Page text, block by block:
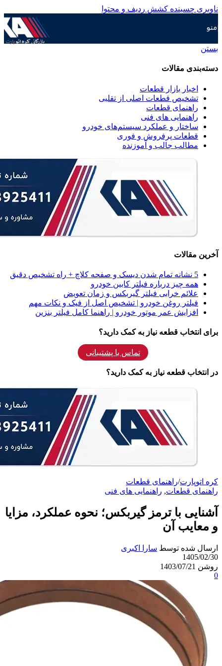
ناوبری چسبنده کشش ردیف و محتوا
منو
بستن
دسته‌بندی مقالات
اخبار بازار قطعات
تشخیص قطعات اصلی از تقلبی
راهنمای قطعات
راهنمایی های فنی
ساختار و عملکرد سیستم‌های خودرو
قطعات پرفروش و فوری
مطالب جالب و آموزنده
آخرین مقالات
5 نشانه‌ تمام شدن دیسک و صفحه کلاچ + راه تشخیص دقیق
همه‌ چیز درباره فیلتر کابین خودرو
علائم خرابی فیلتر گیربکس و زمان تعویض
فیلتر روغن خودرو | تشخیص اصل از فیک و نکات مهم
افزایش عمر موتور خودرو | راهنما کامل فیلتر بنزین
برای انتخاب قطعه نیاز به کمک دارید؟
تماس با پشتیبانی
در انتخاب قطعه نیاز به کمک دارید؟
کره اتوپارت/راهنمای قطعات
راهنمای قطعات, راهنمایی های فنی
آشنایی با ترمز گیربکس؛ نحوه عملکرد، مزایا
و معایب آن
ارسال شده توسط سارا اکبری
1405/02/30
روشن 1403/07/21
0